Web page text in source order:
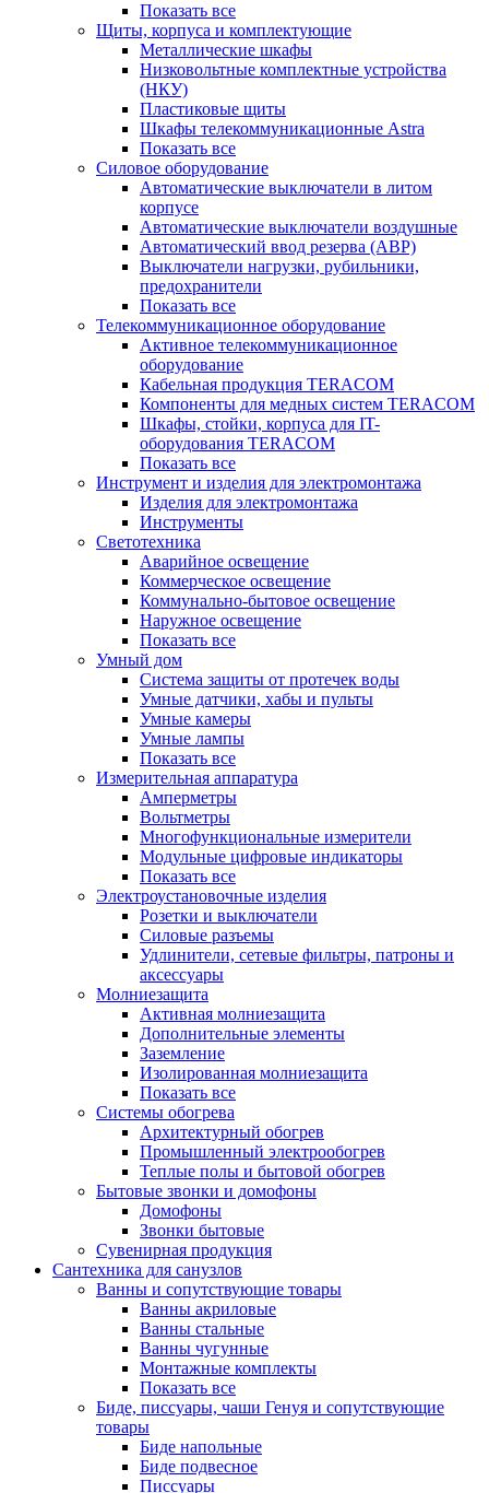
Показать все
Щиты, корпуса и комплектующие
Металлические шкафы
Низковольтные комплектные устройства
(НКУ)
Пластиковые щиты
Шкафы телекоммуникационные Astra
Показать все
Силовое оборудование
Автоматические выключатели в литом
корпусе
Автоматические выключатели воздушные
Автоматический ввод резерва (АВР)
Выключатели нагрузки, рубильники,
предохранители
Показать все
Телекоммуникационное оборудование
Активное телекоммуникационное
оборудование
Кабельная продукция TERACOM
Компоненты для медных систем TERACOM
Шкафы, стойки, корпуса для IT-
оборудования TERACOM
Показать все
Инструмент и изделия для электромонтажа
Изделия для электромонтажа
Инструменты
Светотехника
Аварийное освещение
Коммерческое освещение
Коммунально-бытовое освещение
Наружное освещение
Показать все
Умный дом
Система защиты от протечек воды
Умные датчики, хабы и пульты
Умные камеры
Умные лампы
Показать все
Измерительная аппаратура
Амперметры
Вольтметры
Многофункциональные измерители
Модульные цифровые индикаторы
Показать все
Электроустановочные изделия
Розетки и выключатели
Силовые разъемы
Удлинители, сетевые фильтры, патроны и
аксессуары
Молниезащита
Активная молниезащита
Дополнительные элементы
Заземление
Изолированная молниезащита
Показать все
Системы обогрева
Архитектурный обогрев
Промышленный электрообогрев
Теплые полы и бытовой обогрев
Бытовые звонки и домофоны
Домофоны
Звонки бытовые
Сувенирная продукция
Сантехника для санузлов
Ванны и сопутствующие товары
Ванны акриловые
Ванны стальные
Ванны чугунные
Монтажные комплекты
Показать все
Биде, писсуары, чаши Генуя и сопутствующие
товары
Биде напольные
Биде подвесное
Писсуары